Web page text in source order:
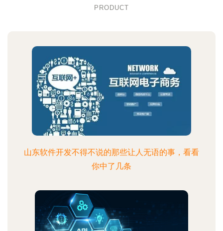
PRODUCT
山东软件开发不得不说的那些让人无语的事，看看
你中了几条